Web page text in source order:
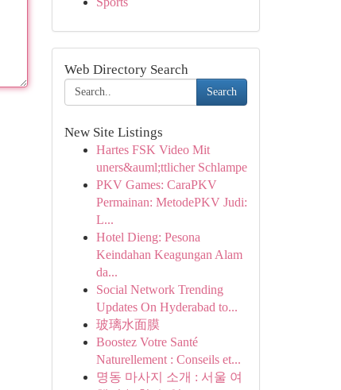
Web Directory Search
Search
New Site Listings
Hartes FSK Video Mit
uners&auml;ttlicher Schlampe
PKV Games: CaraPKV
Permainan: MetodePKV Judi:
L...
Hotel Dieng: Pesona
Keindahan Keagungan Alam
da...
Social Network Trending
Updates On Hyderabad to...
玻璃水面膜
Boostez Votre Santé
Naturellement : Conseils et...
명동 마사지 소개 : 서울 여